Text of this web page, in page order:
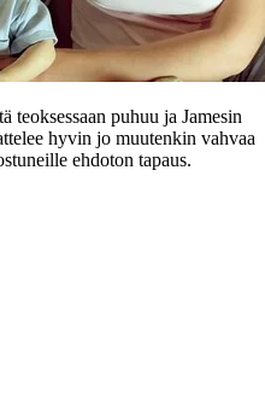
teoksessaan puhuu ja Jamesin
hyvin jo muutenkin vahvaa
ehdoton tapaus.